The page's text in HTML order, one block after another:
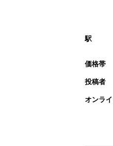
駅
価格帯
投稿者
オンラ